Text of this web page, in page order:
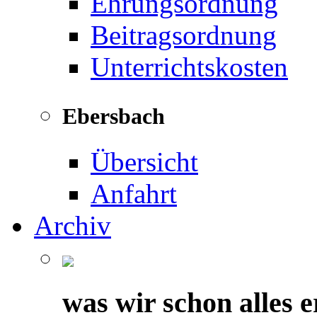
Beitragsordnung
Unterrichtskosten
Ebersbach
Übersicht
Anfahrt
Archiv
was wir schon alles